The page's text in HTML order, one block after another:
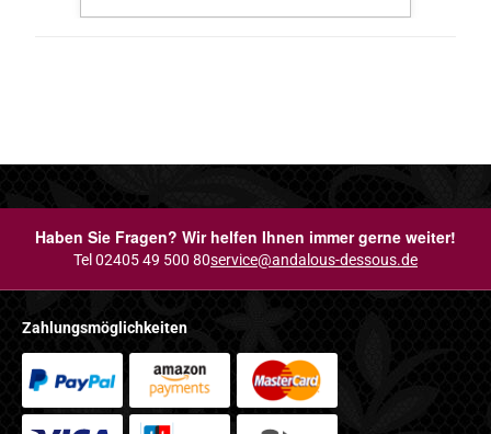
Haben Sie Fragen? Wir helfen Ihnen immer gerne weiter!
Tel 02405 49 500 80service@andalous-dessous.de
Zahlungsmöglichkeiten